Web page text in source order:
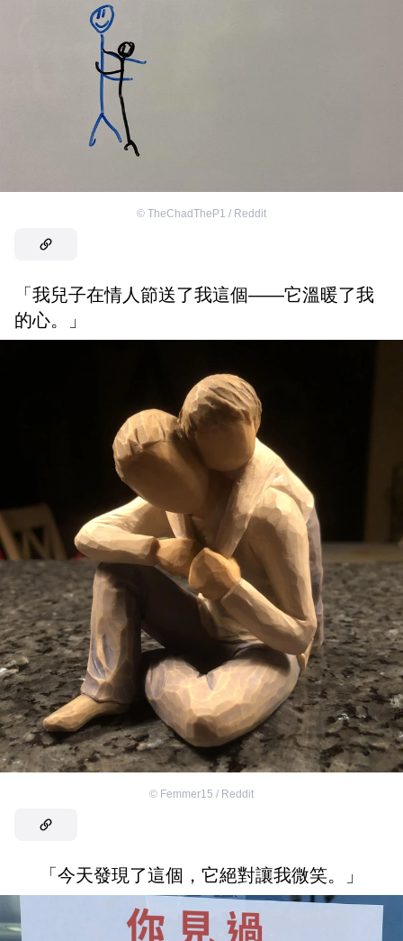
© TheChadTheP1 / Reddit
「我兒子在情人節送了我這個——它溫暖了我
的心。」
© Femmer15 / Reddit
「今天發現了這個，它絕對讓我微笑。」